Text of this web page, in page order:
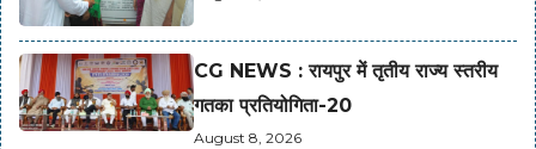
CG NEWS : रायपुर में तृतीय राज्य स्तरीय
गतका प्रतियोगिता-20
August 8, 2026